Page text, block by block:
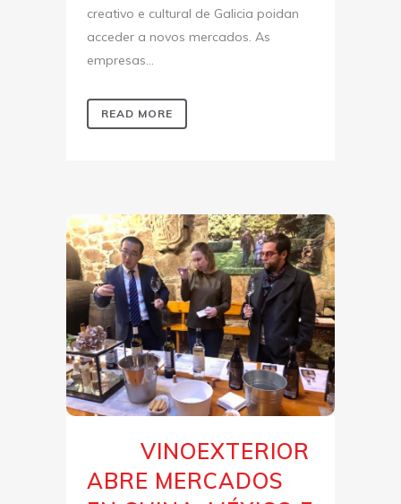
creativo e cultural de Galicia poidan
acceder a novos mercados. As
empresas...
READ MORE
VINOEXTERIOR
ABRE MERCADOS